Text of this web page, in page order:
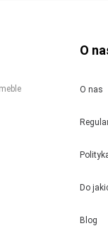
O
O nas
Do
Blog